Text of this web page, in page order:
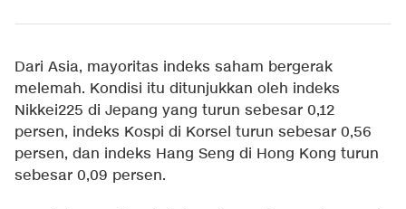
Dari Asia, mayoritas indeks saham bergerak
melemah. Kondisi itu ditunjukkan oleh indeks
Nikkei225 di Jepang yang turun sebesar 0,12
persen, indeks Kospi di Korsel turun sebesar 0,56
persen, dan indeks Hang Seng di Hong Kong turun
sebesar 0,09 persen.